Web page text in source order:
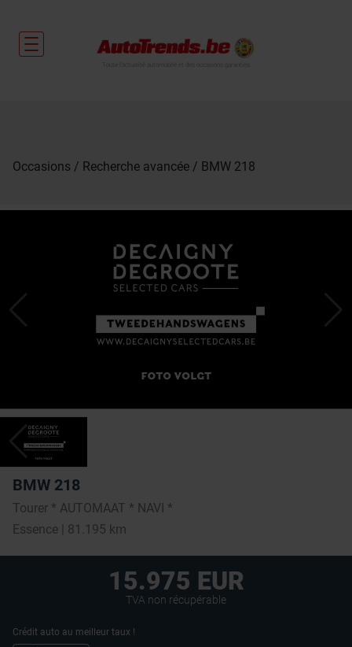
Occasions Recherche avancée BMW 218
BMW 218
Tourer * AUTOMAAT * NAVI *
Essence | 81.195 km
15.975 EUR
TVA non récupérable
Crédit auto au meilleur taux !